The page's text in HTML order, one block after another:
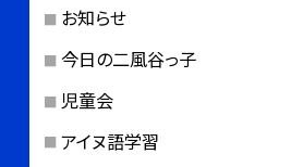
お知らせ
今日の二風谷っ子
児童会
アイヌ語学習